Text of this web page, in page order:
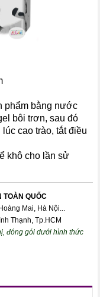
phẩm bằng nước
bôi trơn, sau đó
cao trào, tắt điều
khô cho lần sử
TOÀN QUỐC
Mai, Hà Nội...
Thạnh, Tp.HCM
đóng gói dưới hình thức